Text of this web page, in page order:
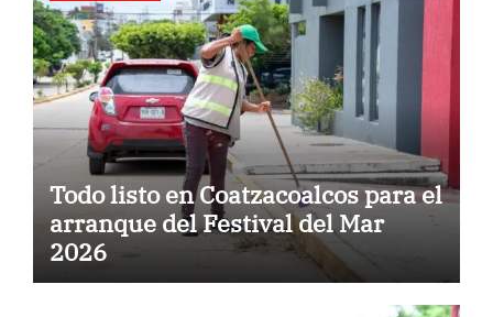
Todo listo en Coatzacoalcos para el
arranque del Festival del Mar
2026